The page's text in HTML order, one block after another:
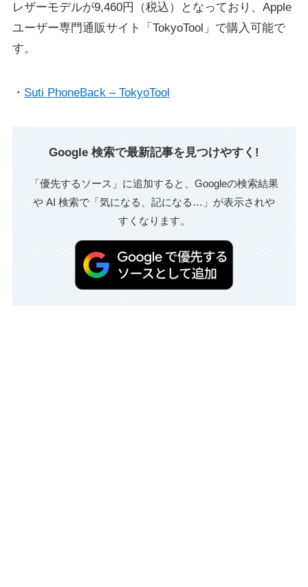
レザーモデルが9,460円（税込）となっており、Apple
ユーザー専門通販サイト「TokyoTool」で購入可能で
す。
・ Suti PhoneBack – TokyoTool
Google 検索で最新記事を見つけやすく!
「優先するソース」に追加すると、Googleの検索結果
や AI 検索で「気になる、記になる…」が表示されや
すくなります。